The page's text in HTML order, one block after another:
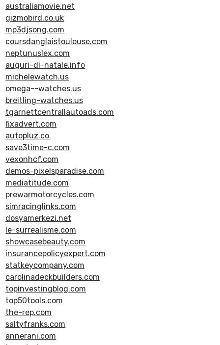
australiamovie.net
gizmobird.co.uk
mp3djsong.com
coursdanglaistoulouse.com
neptunuslex.com
auguri-di-natale.info
michelewatch.us
omega--watches.us
breitling-watches.us
tgarnettcentrallautoads.com
fixadvert.com
autopluz.co
save3time-c.com
vexonhcf.com
demos-pixelsparadise.com
mediatitude.com
prewarmotorcycles.com
simracinglinks.com
dosyamerkezi.net
le-surrealisme.com
showcasebeauty.com
insurancepolicyexpert.com
statkeycompany.com
carolinadeckbuilders.com
topinvestingblog.com
top50tools.com
the-rep.com
saltyfranks.com
annerani.com